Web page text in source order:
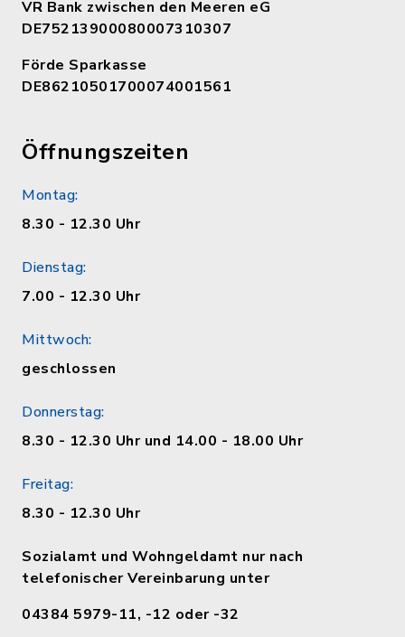
VR Bank zwischen den Meeren eG
DE75213900080007310307
Förde Sparkasse
DE86210501700074001561
Öffnungszeiten
Montag:
8.30 - 12.30 Uhr
Dienstag:
7.00 - 12.30 Uhr
Mittwoch:
geschlossen
Donnerstag:
8.30 - 12.30 Uhr und 14.00 - 18.00 Uhr
Freitag:
8.30 - 12.30 Uhr
Sozialamt und Wohngeldamt nur nach
telefonischer Vereinbarung unter
04384 5979-11, -12 oder -32